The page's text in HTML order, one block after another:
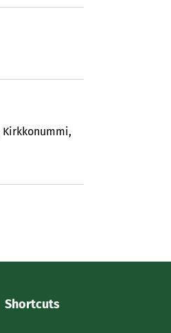
Kirkkonummi,
Shortcuts